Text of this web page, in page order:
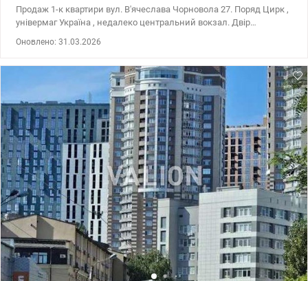
Продаж 1-к квартири вул. В'ячеслава Чорновола 27. Поряд Цирк ,
універмаг Україна , недалеко центральний вокзал. Двір
технікою. 044 200 10 80 valion.ua/1145603
Оновлено: 31.03.2026